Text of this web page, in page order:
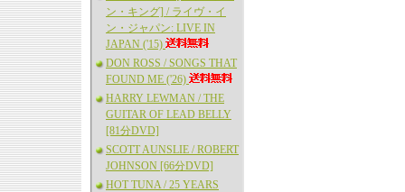
ン・キング] / ライヴ・イ
ン・ジャパン: LIVE IN
JAPAN ('15)
DON ROSS / SONGS THAT
FOUND ME ('26)
HARRY LEWMAN / THE
GUITAR OF LEAD BELLY
[81分DVD]
SCOTT AUNSLIE / ROBERT
JOHNSON [66分DVD]
HOT TUNA / 25 YEARS